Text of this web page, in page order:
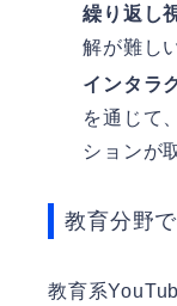
繰り返し
解が難し
インタラ
を通じて
ションが
教育分野
教育系